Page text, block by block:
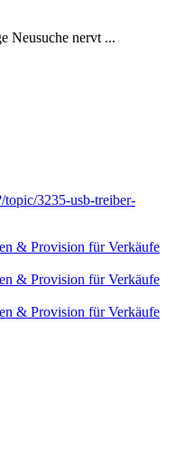
Neusuche nervt ...
topic/3235-usb-treiber-